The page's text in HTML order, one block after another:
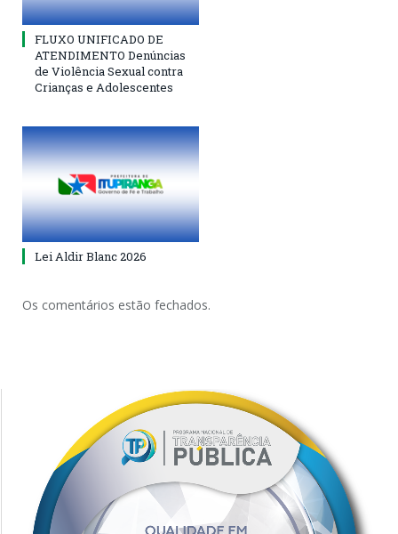
FLUXO UNIFICADO DE
ATENDIMENTO Denúncias
de Violência Sexual contra
Crianças e Adolescentes
Lei Aldir Blanc 2026
Os comentários estão fechados.